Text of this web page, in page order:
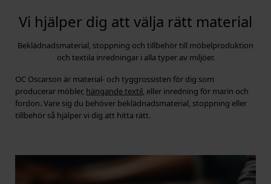
Vi hjälper dig att välja rätt material
Beklädnadsmaterial, stoppning och tillbehör till möbelproduktion
och textila inredningar i alla typer av miljöer.
OC Oscarson är material- och tyggrossisten för dig som
producerar möbler, hängande textil, eller inredning för marin och
fordon. Vare sig du behöver beklädnadsmaterial, stoppning eller
tillbehör så hjälper vi dig att hitta rätt.